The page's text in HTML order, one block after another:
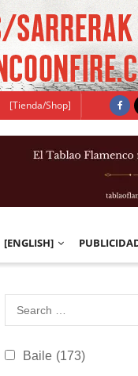
[Tienda/Shop]
[ENGLISH]
Baile (173)